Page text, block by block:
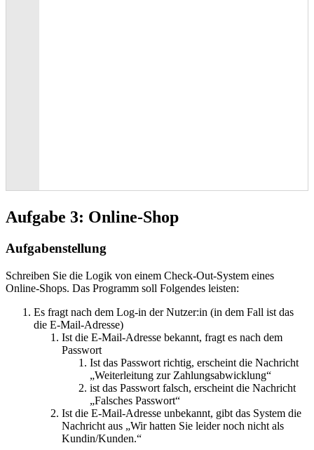
Aufgabe 3: Online-Shop
Aufgabenstellung
Schreiben Sie die Logik von einem Check-Out-System eines
Online-Shops. Das Programm soll Folgendes leisten:
Es fragt nach dem Log-in der Nutzer:in (in dem Fall ist das
die E-Mail-Adresse)
Ist die E-Mail-Adresse bekannt, fragt es nach dem
Passwort
Ist das Passwort richtig, erscheint die Nachricht
„Weiterleitung zur Zahlungsabwicklung“
ist das Passwort falsch, erscheint die Nachricht
„Falsches Passwort“
Ist die E-Mail-Adresse unbekannt, gibt das System die
Nachricht aus „Wir hatten Sie leider noch nicht als
Kundin/Kunden.“